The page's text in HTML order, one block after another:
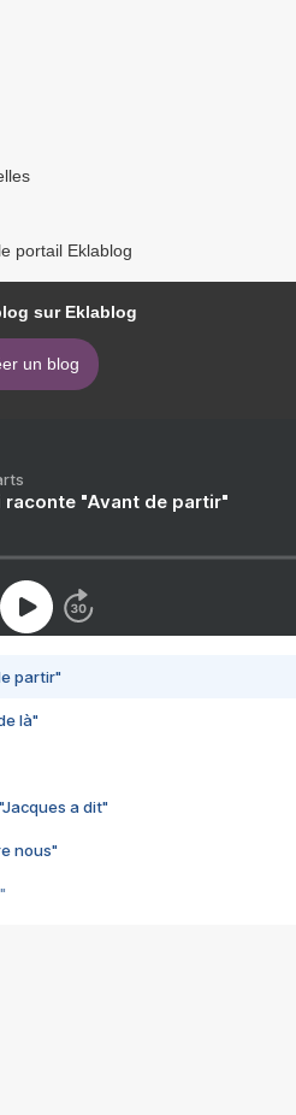
portail Eklablog
sur Eklablog
un blog
raconte "Avant de partir"
partir"
là"
a dit"
nous"